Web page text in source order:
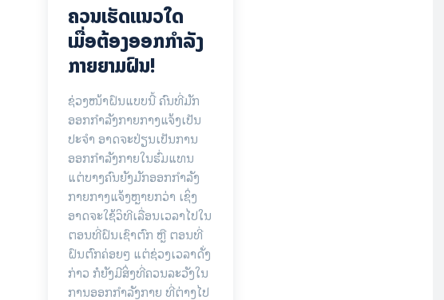
ຄວນເຮັດແນວໃດ
ເມື່ອຕ້ອງອອກກຳລັງ
ກາຍຍາມຝົນ!
ຊ່ວງໜ້າຝົນແບບນີ້ ຄົນທີ່ມັກ
ອອກກຳລັງກາຍກາງແຈ້ງເປັນ
ປະຈຳ ອາດຈະປ່ຽນເປັນການ
ອອກກຳລັງກາຍໃນຮົ່ມແທນ
ແຕ່ບາງຄົນຍັງມັກອອກກຳລັງ
ກາຍກາງແຈ້ງຫຼາຍກວ່າ ເຊິ່ງ
ອາດຈະໃຊ້ວິທີເລື່ອນເວລາໄປໃນ
ຕອນທີ່ຝົນເຊົາຕົກ ຫຼື ຕອນທີ່
ຝົນຕົກຄ່ອຍໆ ແຕ່ຊ່ວງເວລາດັ່ງ
ກ່າວ ກໍຍັງມີສິ່ງທີ່ຄວນລະວັງໃນ
ການອອກກຳລັງກາຍ ທີ່ຕ່າງໄປ